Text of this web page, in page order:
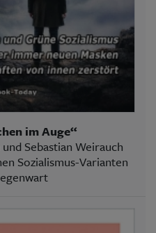
im Auge“
Sebastian Weirauch
Sozialismus-Varianten